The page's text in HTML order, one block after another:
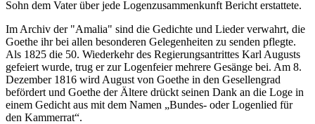
Sohn dem Vater über jede Logenzusammenkunft Bericht erstattete.
Im Archiv der "Amalia" sind die Gedichte und Lieder verwahrt, die
Goethe ihr bei allen besonderen Gelegenheiten zu senden pflegte.
Als 1825 die 50. Wiederkehr des Regierungsantrittes Karl Augusts
gefeiert wurde, trug er zur Logenfeier mehrere Gesänge bei. Am 8.
Dezember 1816 wird August von Goethe in den Gesellengrad
befördert und Goethe der Ältere drückt seinen Dank an die Loge in
einem Gedicht aus mit dem Namen „Bundes- oder Logenlied für
den Kammerrat“.